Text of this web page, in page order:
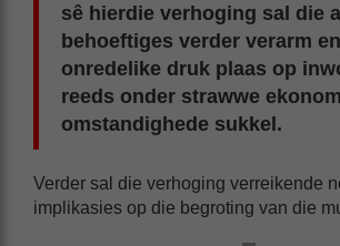
sê hierdie verhoging sal die
behoeftiges verder verarm
onredelike druk plaas op
reeds onder strawwe
omstandighede sukkel.
Verder sal die verhoging verreikende
implikasies op die begroting van die